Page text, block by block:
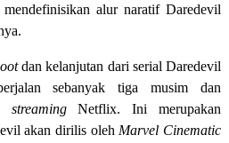
alur naratif Daredevil
dan kelanjutan dari serial Daredevil
sebanyak tiga musim dan
streamingNetflix. Ini merupakan
akan dirilis oleh Marvel Cinematic